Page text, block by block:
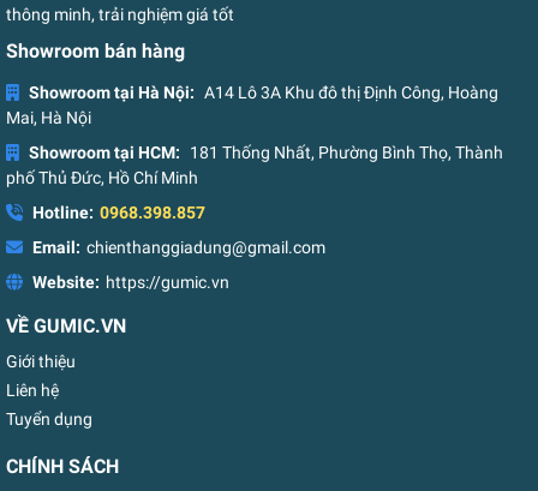
thông minh, trải nghiệm giá tốt
Showroom bán hàng
Showroom tại Hà Nội: A14 Lô 3A Khu đô thị Định Công, Hoàng
Mai, Hà Nội
Showroom tại HCM:
181 Thống Nhất, Phường Bình Thọ, Thành
phố Thủ Đức, Hồ Chí Minh
Hotline: 0968.398.857
Email: chienthanggiadung@gmail.com
Website: https://gumic.vn
VỀ GUMIC.VN
Giới thiệu
Liên hệ
Tuyển dụng
CHÍNH SÁCH